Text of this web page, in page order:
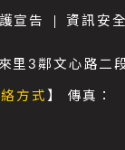
宣告 資訊安
里3鄰文心路二
方式 】 傳真：